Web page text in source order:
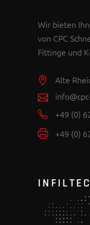
Wir bieten
von CPC
Fittinge und
Alte
+49 (0)
+49 (0)